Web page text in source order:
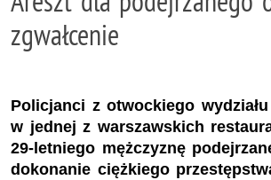
zgwałcenie
Policjanci z otwockiego
w jednej z warszawskich
29-letniego mężczyznę
dokonanie ciężkiego